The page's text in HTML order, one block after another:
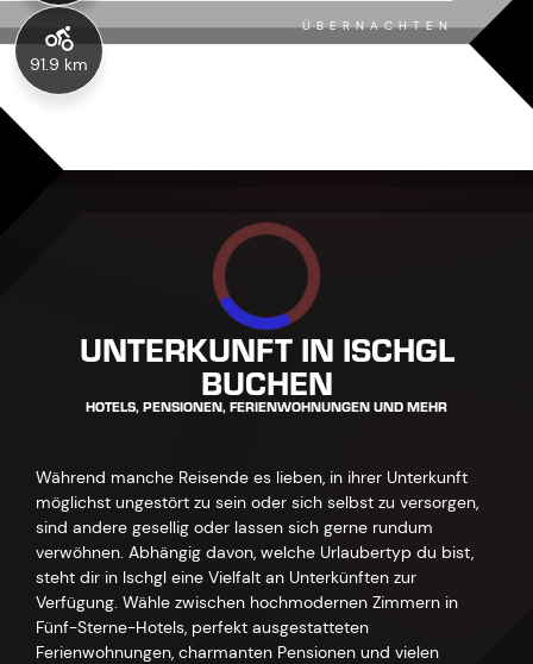
91.9 km
ÜBERNACHTEN
UNTERKUNFT IN ISCHGL
BUCHEN
HOTELS, PENSIONEN, FERIENWOHNUNGEN UND MEHR
Während manche Reisende es lieben, in ihrer Unterkunft
möglichst ungestört zu sein oder sich selbst zu versorgen,
sind andere gesellig oder lassen sich gerne rundum
verwöhnen. Abhängig davon, welche Urlaubertyp du bist,
steht dir in Ischgl eine Vielfalt an Unterkünften zur
Verfügung. Wähle zwischen hochmodernen Zimmern in
Fünf-Sterne-Hotels, perfekt ausgestatteten
Ferienwohnungen, charmanten Pensionen und vielen